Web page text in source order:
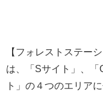
【フォレストステー
は、「Sサイト」、「
ト」の４つのエリア